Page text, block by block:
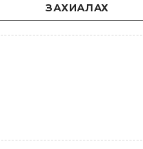
ЗАХИАЛАХ